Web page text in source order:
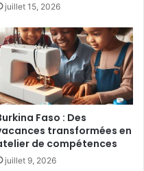
juillet 15, 2026
Faso : Des
transformées en
de compétences
juillet 9, 2026